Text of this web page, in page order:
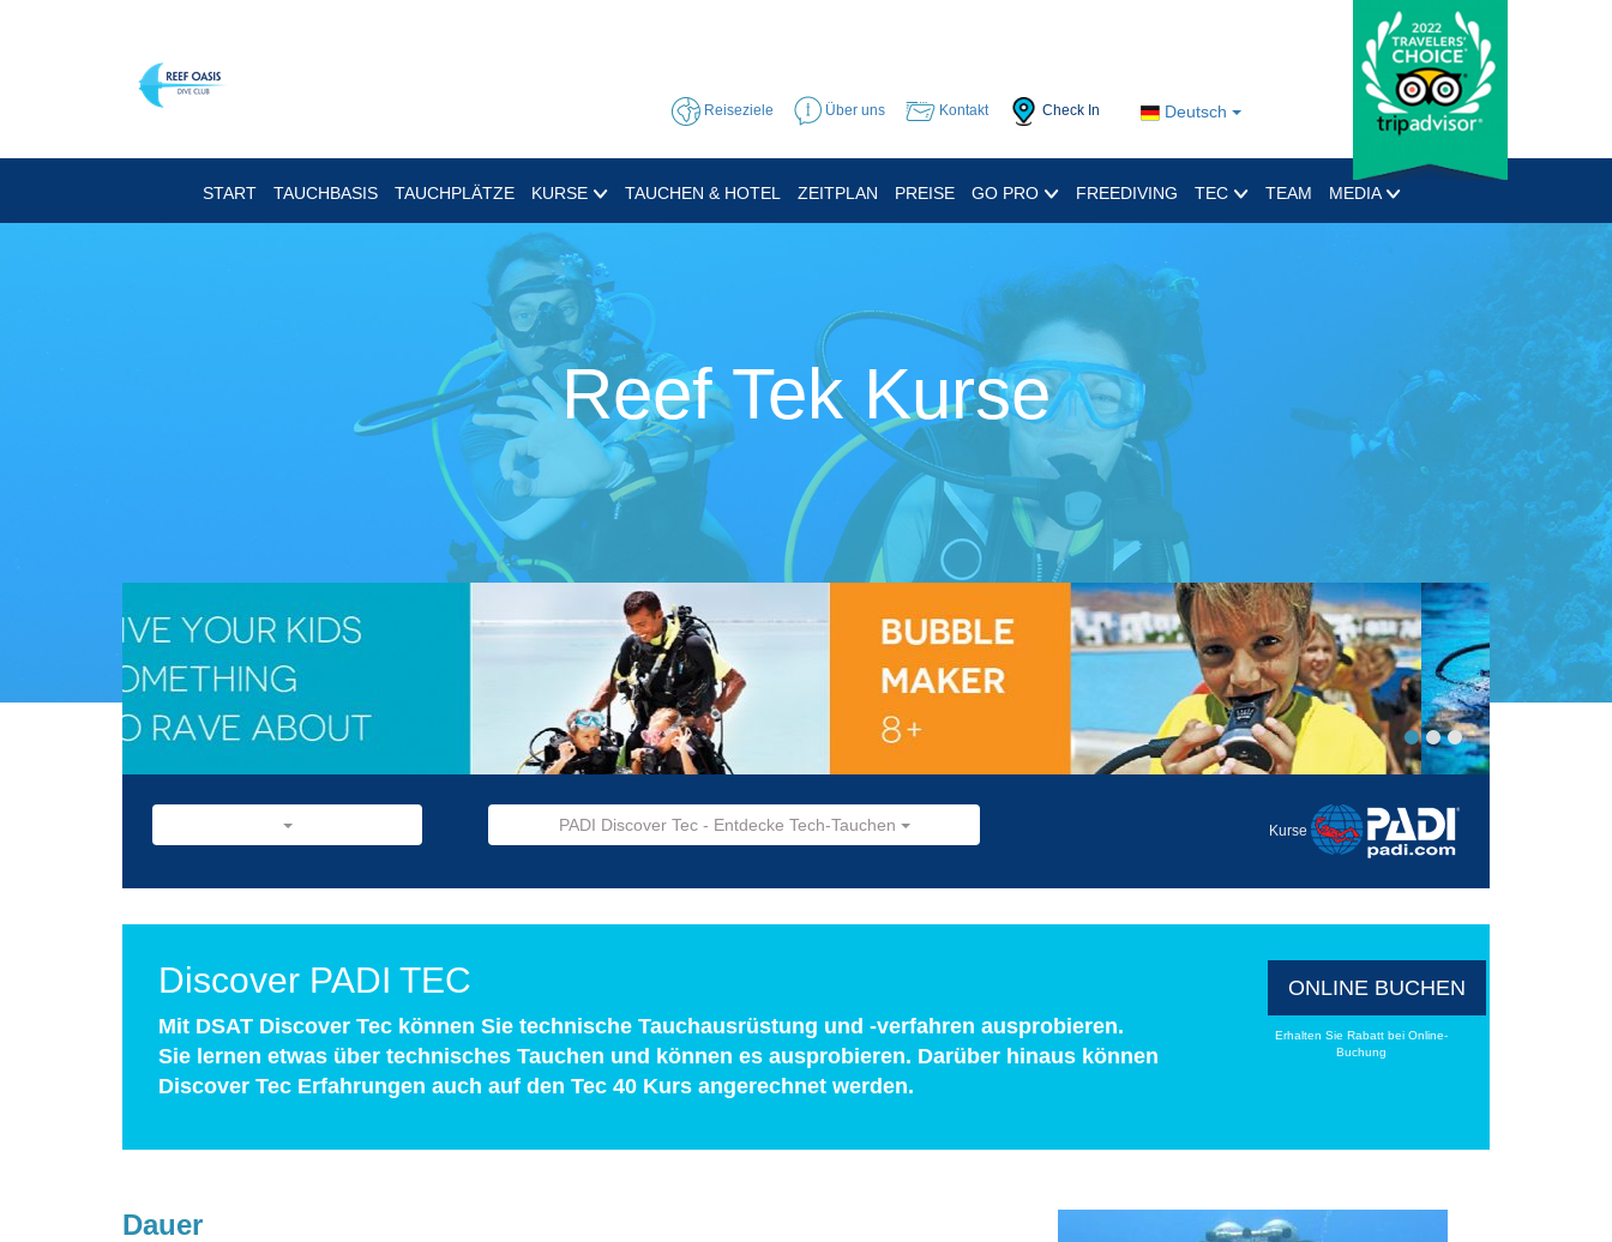
Deutsch
Reiseziele Über uns Kontakt Check In
START TAUCHBASIS TAUCHPLÄTZE KURSE TAUCHEN & HOTEL ZEITPLAN PREISE GO PRO FREEDIVING TEC TEAM MEDIA
Reef Tek Kurse
PADI Discover Tec - Entdecke Tech-Tauchen Kurse
Discover PADI TEC
Mit DSAT Discover Tec können Sie technische Tauchausrüstung und -verfahren ausprobieren.
Sie lernen etwas über technisches Tauchen und können es ausprobieren. Darüber hinaus können
Discover Tec Erfahrungen auch auf den Tec 40 Kurs angerechnet werden.
ONLINE BUCHEN
Erhalten Sie Rabatt bei Online-
Buchung
Dauer